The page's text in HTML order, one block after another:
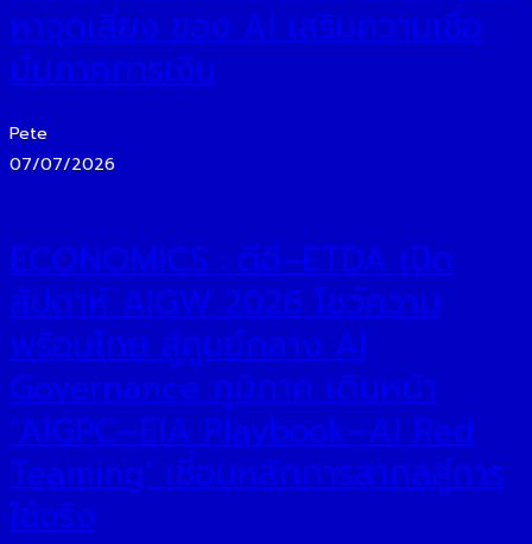
หาจุดเสี่ยง ของ AI เสริมความเชื่อ
มั่นภาคการเงิน
Pete
07/07/2026
ECONOMICS : ดีอี–ETDA เปิด
สัปดาห์ AIGW 2026 โชว์ความ
พร้อมไทย สู่ศูนย์กลาง AI
Governance ภูมิภาค เดินหน้า
‘AIGPC–EIA Playbook–AI Red
Teaming’ เชื่อมหลักการสากลสู่การ
ใช้จริง